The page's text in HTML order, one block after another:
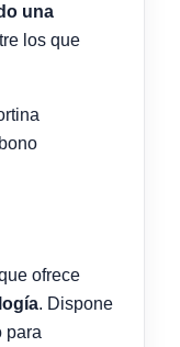
una
los que
ofrece
. Dispone
para